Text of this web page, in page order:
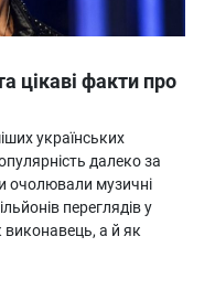
цікаві факти про
українських
далеко за
очолювали музичні
переглядів у
виконавець, а й як